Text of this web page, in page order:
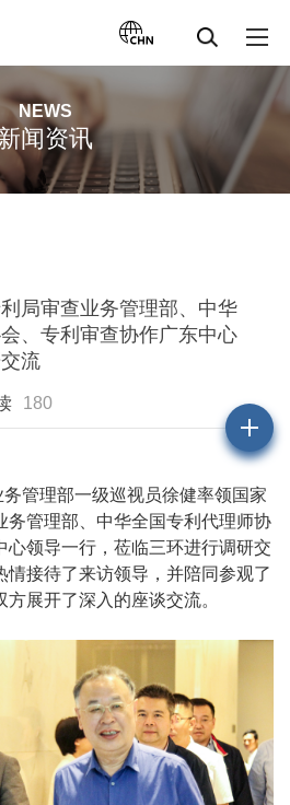
NEWS
闻资讯
局审查业务管理部、中华
、专利审查协作广东中心
流
180
管理部一级巡视员徐健率领国家
务管理部、中华全国专利代理师协
心领导一行，莅临三环进行调研交
情接待了来访领导，并陪同参观了
展开了深入的座谈交流。